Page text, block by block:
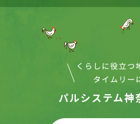
パルシステム神